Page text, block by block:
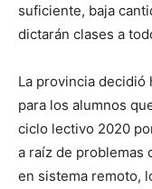
suficiente, baja
dictarán clases a
La provincia decidió
para los alumnos
ciclo lectivo 2020
a raíz de problemas
en sistema remoto,